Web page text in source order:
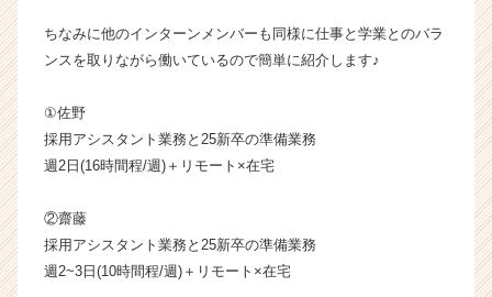
ア
キ
ア
（C
h
r
C
ちなみに他のインターンメンバーも同様に仕事と学業とのバラ
ンスを取りながら働いているので簡単に紹介します♪
①佐野
採用アシスタント業務と25新卒の準備業務
週2日(16時間程/週)＋リモート×在宅
②齋藤
採用アシスタント業務と25新卒の準備業務
週2~3日(10時間程/週)＋リモート×在宅